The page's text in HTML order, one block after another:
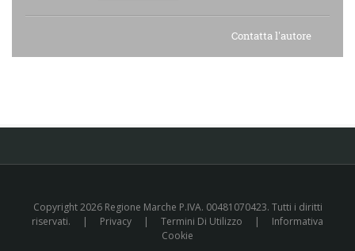
Contatta l'autore
Copyright 2026 Regione Marche P.IVA. 00481070423. Tutti i diritti
riservati.
| Privacy | Termini Di Utilizzo |
Informativa
Cookie